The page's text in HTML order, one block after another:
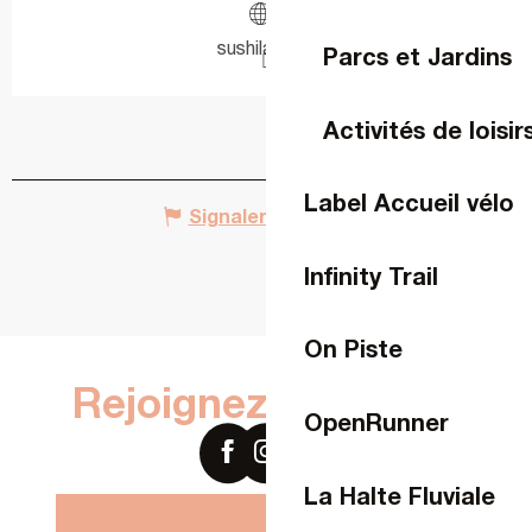
Parcs et Jardins
Activités de
Label Accueil vélo
Infinity Trail
On Piste
OpenRunner
La Halte Fluviale
sushilaval.fr
Signaler une erreur
Rejoignez-nous sur